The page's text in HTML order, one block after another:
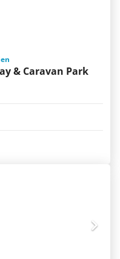
& Caravan Park